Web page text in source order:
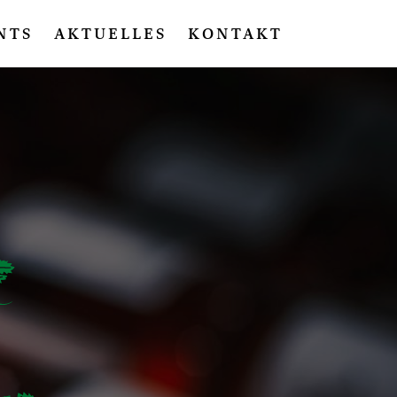
AKTUELLES KONTAKT